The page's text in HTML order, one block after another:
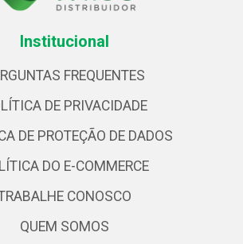
Institucional
FREQUENTES
DE PRIVACIDADE
DE PROTEÇÃO DE DADOS
DO E-COMMERCE
CONOSCO
QUEM SOMOS